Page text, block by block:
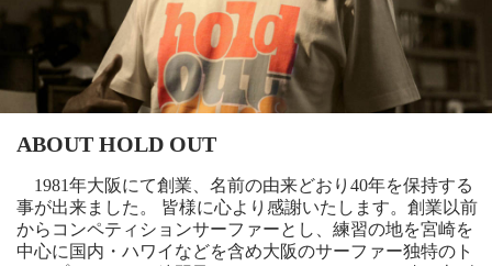
ABOUT HOLD OUT
1981年大阪にて創業、名前の由来どおり40年を保持する
事が出来ました。 皆様に心より感謝いたします。創業以前
からコンペティションサーファーとし、練習の地を宮崎を
中心に国内・ハワイなどを含め大阪のサーファー独特のト